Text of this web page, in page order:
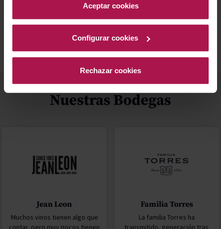
información acceda a nuestraPolítica de Cookies
Aceptar cookies
Configurar cookies
Rechazar cookies
Mejor Valorados Blog
Nuestras Bodegas
Jean Leon
Muchos vinos tienen algo que
contar, pero muy pocos tienen
Familia Torres
La familia Torres ha
transmitido, generación tras